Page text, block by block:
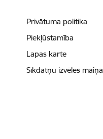
Privātuma politika
Piekļūstamība
Lapas karte
Sīkdatņu izvēles maiņa